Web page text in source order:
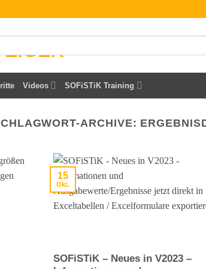
Videos SOFiSTiK Training
ARCHIVE:
SOFiSTiK – Neues in V2023 –
15
Okt.